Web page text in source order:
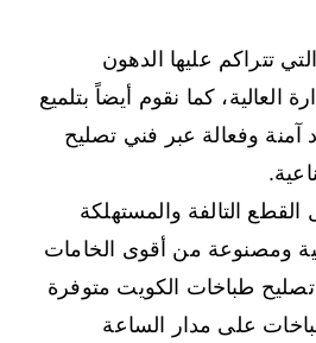
تتراكم عليها الدهون
العالية، كما نقوم أيضاً بتلميع
آمنة وفعالة عبر فني تصليح
التالفة والمستهلكة
ومصنوعة من أقوى الخامات
طباخات الكويت متوفرة
على مدار الساعة